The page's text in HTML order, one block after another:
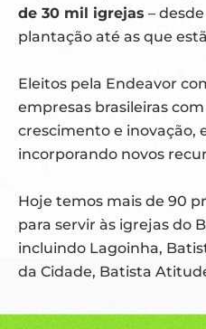
de 30 mil igrejas –
plantação até as que
Eleitos pela Endeavor
empresas brasileiras
crescimento e inovação,
incorporando novos
Hoje temos mais de 90
para servir às igrejas do
incluindo Lagoinha,
da Cidade, Batista